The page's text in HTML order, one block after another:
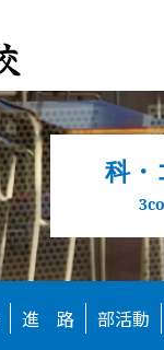
科・
進 路 部活動